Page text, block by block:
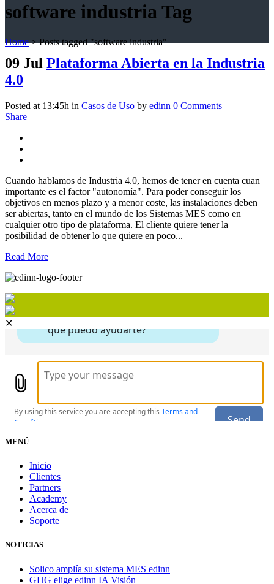
software industria Tag
Home>Posts tagged "software industria"
09 Jul Plataforma Abierta en la Industria
4.0
Posted at 13:45h in Casos de Uso by edinn 0 Comments
Share
Cuando hablamos de Industria 4.0, hemos de tener en cuenta cuan
importante es el factor "autonomía". Para poder conseguir los
objetivos en menos plazo y a menor coste, las instalaciones deben
ser abiertas, tanto en el mundo de los Sistemas MES como en
cualquier otro tipo de plataforma. El cliente quiere tener la
posibilidad de obtener lo que quiere en poco...
Read More
✕
MENÚ
Inicio
Clientes
Partners
Academy
Acerca de
Soporte
NOTICIAS
Solico amplía su sistema MES edinn
GHG elige edinn IA Visión